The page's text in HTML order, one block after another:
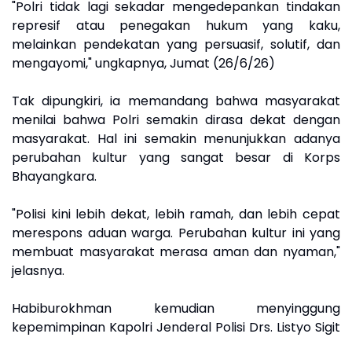
"Polri tidak lagi sekadar mengedepankan tindakan
represif atau penegakan hukum yang kaku,
melainkan pendekatan yang persuasif, solutif, dan
mengayomi," ungkapnya, Jumat (26/6/26)
Tak dipungkiri, ia memandang bahwa masyarakat
menilai bahwa Polri semakin dirasa dekat dengan
masyarakat. Hal ini semakin menunjukkan adanya
perubahan kultur yang sangat besar di Korps
Bhayangkara.
"Polisi kini lebih dekat, lebih ramah, dan lebih cepat
merespons aduan warga. Perubahan kultur ini yang
membuat masyarakat merasa aman dan nyaman,"
jelasnya.
Habiburokhman kemudian menyinggung
kepemimpinan Kapolri Jenderal Polisi Drs. Listyo Sigit